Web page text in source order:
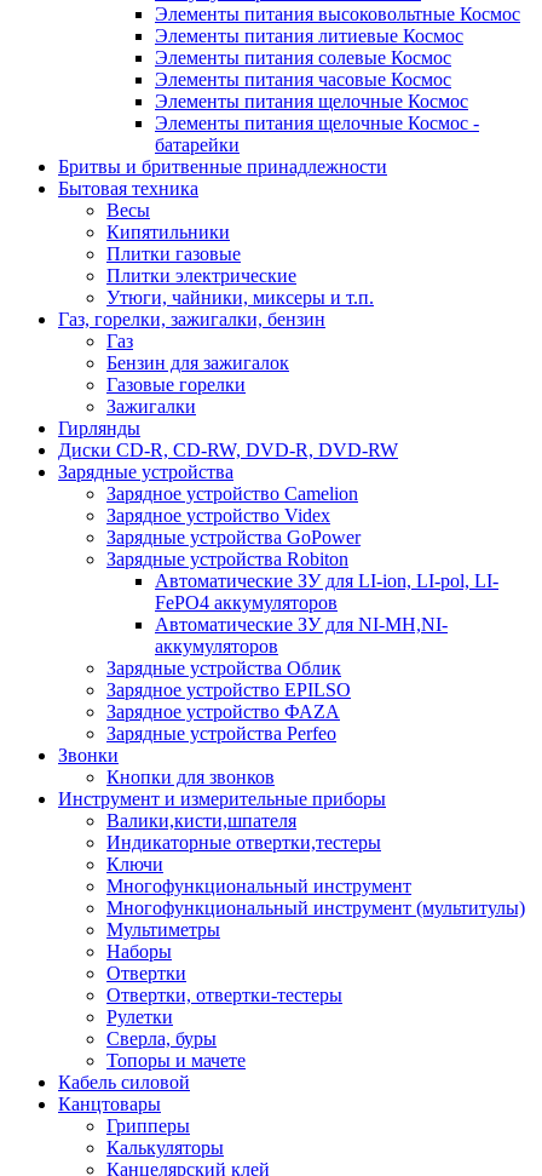
Элементы питания высоковольтные Космос
Элементы питания литиевые Космос
Элементы питания солевые Космос
Элементы питания часовые Космос
Элементы питания щелочные Космос
Элементы питания щелочные Космос -
батарейки
Бритвы и бритвенные принадлежности
Бытовая техника
Весы
Кипятильники
Плитки газовые
Плитки электрические
Утюги, чайники, миксеры и т.п.
Газ, горелки, зажигалки, бензин
Газ
Бензин для зажигалок
Газовые горелки
Зажигалки
Гирлянды
Диски CD-R, CD-RW, DVD-R, DVD-RW
Зарядные устройства
Зарядное устройство Camelion
Зарядное устройство Videx
Зарядные устройства GoPower
Зарядные устройства Robiton
Автоматические ЗУ для LI-ion, LI-pol, LI-
FePO4 аккумуляторов
Автоматические ЗУ для NI-MH,NI-
аккумуляторов
Зарядные устройства Облик
Зарядное устройство EPILSO
Зарядное устройство ФАZА
Зарядные устройства Perfeo
Звонки
Кнопки для звонков
Инструмент и измерительные приборы
Валики,кисти,шпателя
Индикаторные отвертки,тестеры
Ключи
Многофункциональный инструмент
Многофункциональный инструмент (мультитулы)
Мультиметры
Наборы
Отвертки
Отвертки, отвертки-тестеры
Рулетки
Сверла, буры
Топоры и мачете
Кабель силовой
Канцтовары
Грипперы
Калькуляторы
Канцелярский клей